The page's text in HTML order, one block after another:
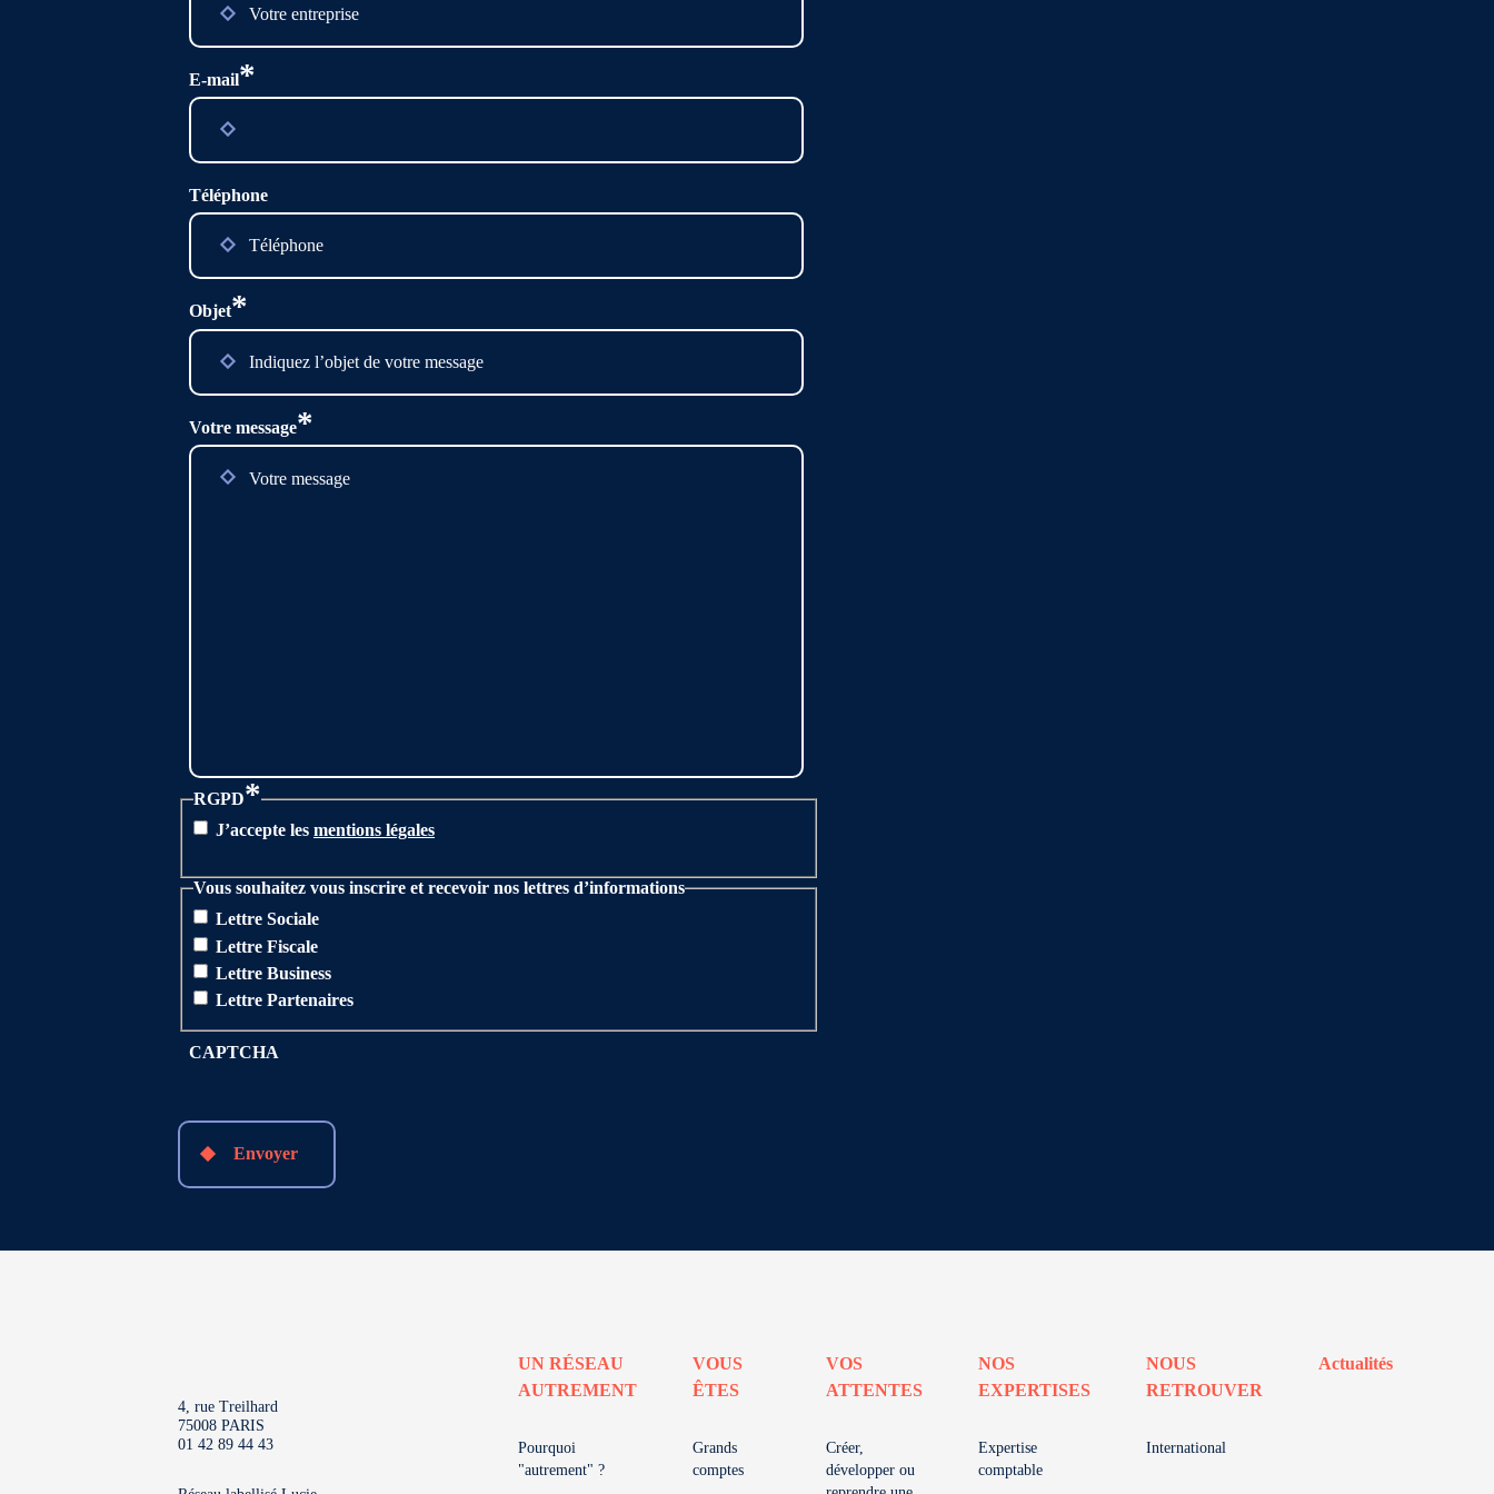
E-mail*
Téléphone
Objet*
Votre message*
RGPD*
J’accepte les mentions légales
Vous souhaitez vous inscrire et recevoir nos lettres d’informations
Lettre Sociale
Lettre Fiscale
Lettre Business
Lettre Partenaires
CAPTCHA
Envoyer
4, rue Treilhard
75008 PARIS
01 42 89 44 43
UN RÉSEAU
AUTREMENT
Pourquoi
"autrement" ?
VOUS
ÊTES
Grands
comptes
VOS
ATTENTES
Créer,
développer ou
NOS
EXPERTISES
Expertise
comptable
NOUS
RETROUVER
International
Actualités